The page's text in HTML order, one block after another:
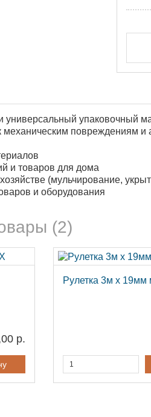
упаковочный
механическим повреждениям
и товаров для дома
(мульчирование,
и оборудования
(2)
р.
Рулетка 3м х